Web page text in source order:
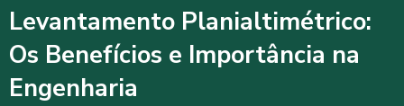
Levantamento Planialtimétrico:
Os Benefícios e Importância na
Engenharia